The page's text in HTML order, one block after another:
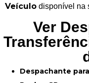
Veículo disponível na
Ver
Despachante